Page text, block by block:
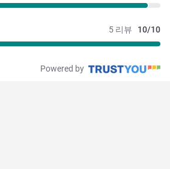
5 리뷰 10/10
Powered by